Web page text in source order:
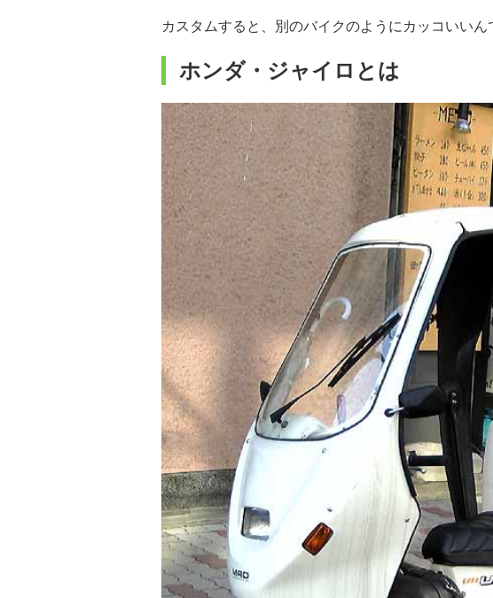
カスタムすると、別のバイクのようにカッコいいん
ホンダ・ジャイロとは